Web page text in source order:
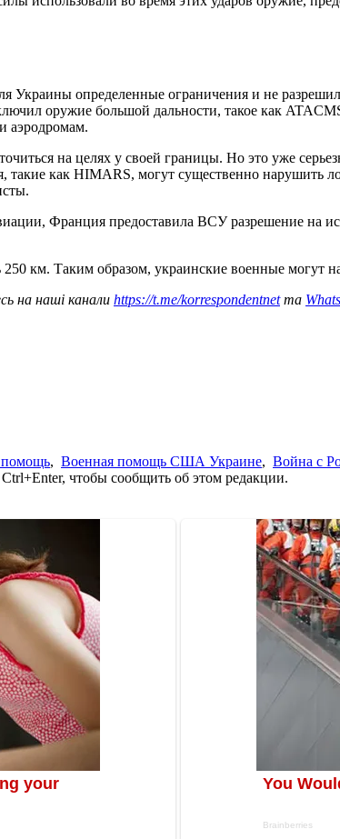
определенные ограничения и не
оружие большой дальности, такое как
аэродромам.
на целях у своей границы. Но это уже
такие как HIMARS, могут существенно нарушить
Франция предоставила ВСУ разрешение на
км. Таким образом, украинские военные могут
на наші канали https://t.me/korrespondentnetта
помощь, Военная помощь США Украине, Война с
чтобы сообщить об этом редакции.